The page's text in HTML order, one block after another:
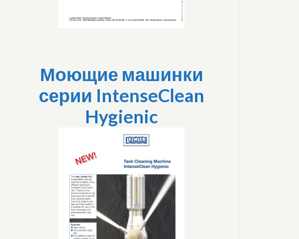
Моющие машинки
серии IntenseClean
Hygienic